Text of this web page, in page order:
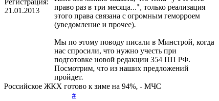
21.01.2013
право раз в три месяца...", только реализация
этого права связана с огромным геморроем
(уведомление и прочее).
Мы по этому поводу писали в Минстрой, когда
нас спросили, что нужно учесть при
подготовке новой редакции 354 ПП РФ.
Посмотрим, что из наших предложений
пройдет.
Российское ЖКХ готово к зиме на 94%, - МЧС
#